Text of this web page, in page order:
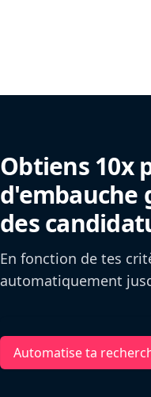
Obtiens 10x
d'embauche
des
En fonction de tes
automatiquement
Automatise ta